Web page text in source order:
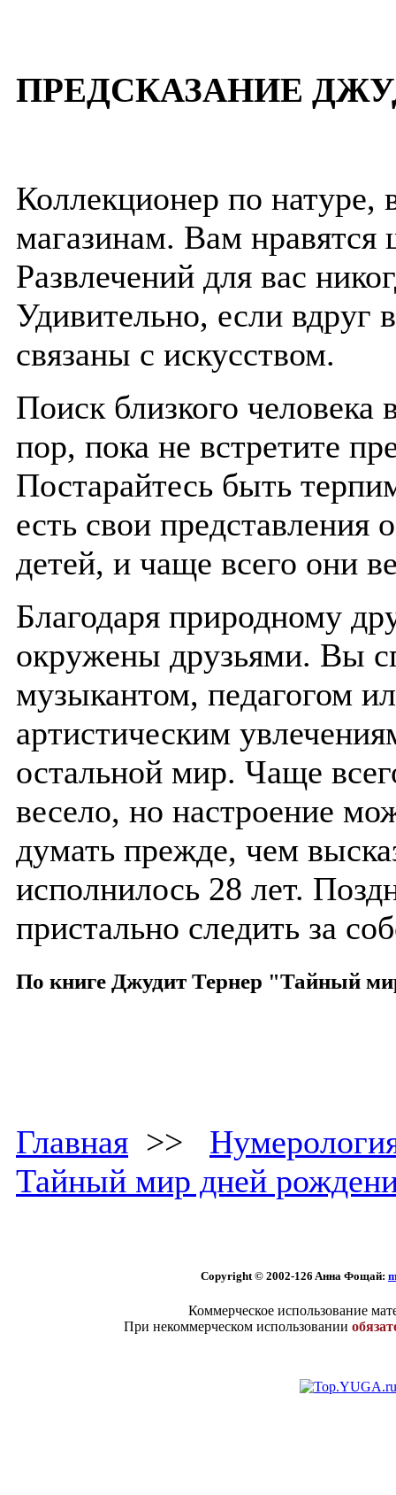
ПРЕДСКАЗАНИЕ
Коллекционер по
магазинам. Вам нравятся
Развлечений для вас
Удивительно, если вдруг
связаны с искусством.
Поиск близкого человека
пор, пока не встретите
Постарайтесь быть
есть свои представления
детей, и чаще всего они
Благодаря природному
окружены друзьями. Вы
музыкантом, педагогом
артистическим
остальной мир. Чаще
весело, но настроение
думать прежде, чем
исполнилось 28 лет.
пристально следить за
По книге Джудит Тернер "Тайный
Главная >>
Тайный мир дней
Copyright © 2002-126 Aннa Фoщaй:
Коммерческое использование
При некоммерческом использовании